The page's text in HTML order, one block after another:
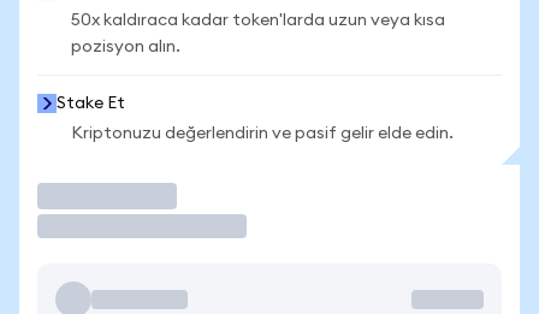
50x kaldıraca kadar token'larda uzun veya kısa
pozisyon alın.
Stake Et
Kriptonuzu değerlendirin ve pasif gelir elde edin.